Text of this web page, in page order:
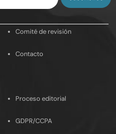
Comité de revisión
Contacto
Proceso editorial
GDPR/CCPA